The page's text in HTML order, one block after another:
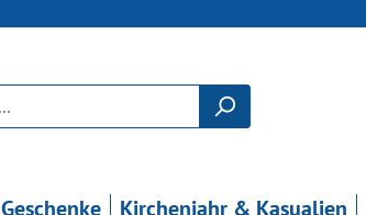
Geschenke Kirchenjahr & Kasualien